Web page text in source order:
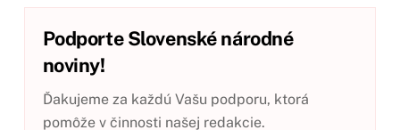
Podporte Slovenské národné
noviny!
Ďakujeme za každú Vašu podporu, ktorá
pomôže v činnosti našej redakcie.